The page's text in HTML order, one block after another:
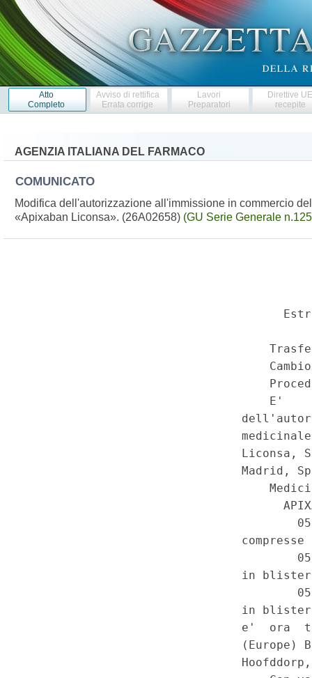
Atto
Completo
Avviso di rettifica
Errata corrige
Lavori
Preparatori
Direttive
recepite
AGENZIA ITALIANA DEL FARMACO
COMUNICATO
Modifica dell'autorizzazione all'immissione in commercio
«Apixaban Liconsa». (26A02658) (GU Serie Generale